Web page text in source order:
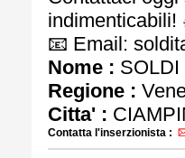
indimenticabili!
📧 Email:
Nome : SOLDI
Regione :
Citta' :
Contatta l'inserzionista :